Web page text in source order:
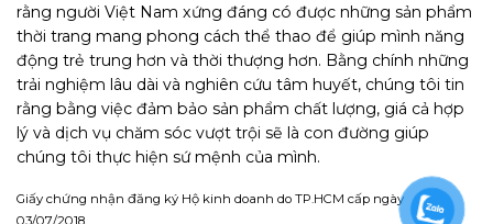
rằng người Việt Nam xứng đáng có được những sản phẩm
thời trang mang phong cách thể thao để giúp mình năng
động trẻ trung hơn và thời thượng hơn. Bằng chính những
trải nghiệm lâu dài và nghiên cứu tâm huyết, chúng tôi tin
rằng bằng việc đảm bảo sản phẩm chất lượng, giá cả hợp
lý và dịch vụ chăm sóc vượt trội sẽ là con đường giúp
chúng tôi thực hiện sứ mệnh của mình.
Giấy chứng nhận đăng ký Hộ kinh doanh do TP.HCM cấp ngày
03/07/2018.